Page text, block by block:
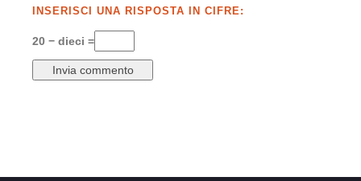
INSERISCI UNA RISPOSTA IN CIFRE:
20 − dieci =